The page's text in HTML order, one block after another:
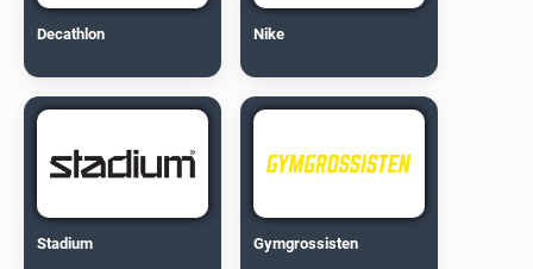
Decathlon Nike
Stadium Gymgrossisten